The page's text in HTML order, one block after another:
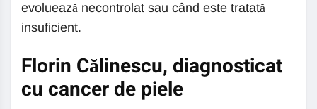
evoluează necontrolat sau când este tratată
insuficient.
Florin Călinescu, diagnosticat
cu cancer de piele